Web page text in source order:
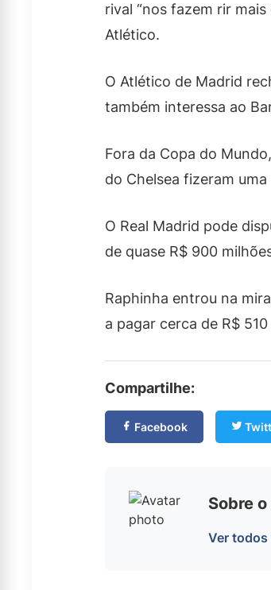
rival “nos fazem rir
Atlético.
O Atlético de Madrid
também interessa ao
Fora da Copa do
do Chelsea fizeram
O Real Madrid pode
de quase R$ 900
Raphinha entrou na
a pagar cerca de R$
Compartilhe:
Facebook
Sobre
Ver